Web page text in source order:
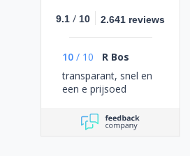
9.1 / 10 2.641 reviews
10 / 10
R Bos
transparant, snel en
een e prijsoed